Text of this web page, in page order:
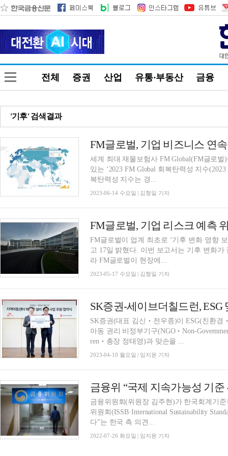
전체 증권 산업 유통·부동산 금융
'기후' 검색결과
세계 최대 재물보험사 FM Global(FM글로
있는 ‘2023 FM Global 회복탄력성 지수(2023
복탄력성 지수는 경...
2023-06-14 수요일 | 김형일 기자
FM글로벌, 기업 리스크 예측
FM글로벌이 업계 최초로 ‘기후 변화 영향 보
고 17일 밝혔다. 이번 보고서는 기후 변화가 장단기적으로 미칠 영향에 대한 우려가 커짐에 따
라 FM글로벌이 현장에...
2023-05-17 수요일 | 김형일 기자
SK증권(대표 김신‧전우종)이 ESG(친환
아동 권리 비정부기구(NGO‧Non-
ren‧총장 정태영)과 맞손을 ...
2023-04-10 월요일 | 임지윤 기자
금융위 “국제 지속가능성 기
금융위원회(위원장 김주현)가 한국회계기
위원회(ISSB·International Sustainability
다”는 한국 측 의견...
2022-07-26 화요일 | 임지윤 기자